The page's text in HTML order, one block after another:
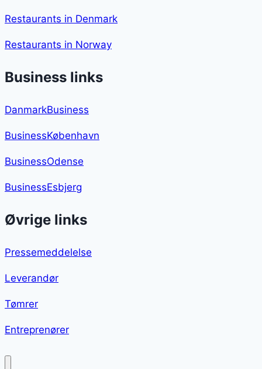
Restaurants in Denmark
Restaurants in Norway
Business links
DanmarkBusiness
BusinessKøbenhavn
BusinessOdense
BusinessEsbjerg
Øvrige links
Pressemeddelelse
Leverandør
Tømrer
Entreprenører